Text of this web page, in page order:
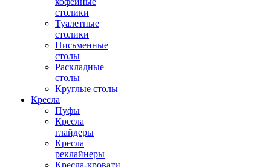
столики
Туалетные
столики
Письменные
столы
Раскладные
столы
Круглые столы
Кресла
Пуфы
Кресла
глайдеры
Кресла
реклайнеры
Кресла-кровати